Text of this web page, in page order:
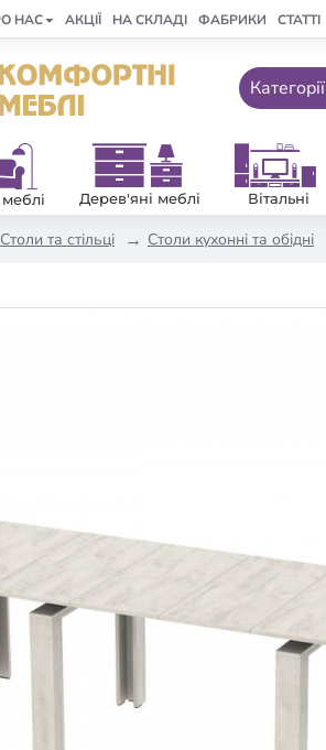
НАС АКЦІЇ НА СКЛАДІ ФАБРИКИ СТАТТІ
Категорії
Дерев'яні меблі Вітальні
Столи та стільці Столи кухонні та обідні